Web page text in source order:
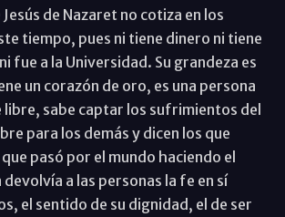
de Nazaret no cotiza en los
tiempo, pues ni tiene dinero ni tiene
fue a la Universidad. Su grandeza es
un corazón de oro, es una persona
sabe captar los sufrimientos del
para los demás y dicen los que
pasó por el mundo haciendo el
devolvía a las personas la fe en sí
el sentido de su dignidad, el de ser